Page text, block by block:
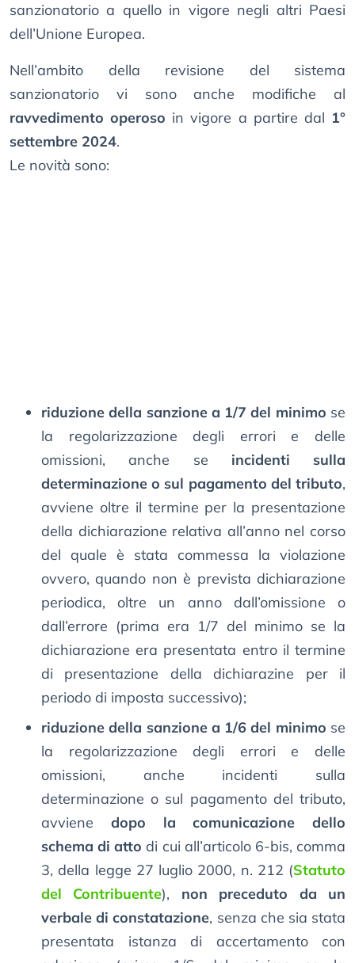
sanzionatorio a quello in vigore negli altri Paesi
dell’Unione Europea.
Nell’ambito della revisione del sistema
sanzionatorio vi sono anche modifiche al
ravvedimento operoso in vigore a partire dal 1°
settembre 2024.
Le novità sono:
riduzione della sanzione a 1/7 del minimo se
la regolarizzazione degli errori e delle
omissioni, anche se incidenti sulla
determinazione o sul pagamento del tributo,
avviene oltre il termine per la presentazione
della dichiarazione relativa all’anno nel corso
del quale è stata commessa la violazione
ovvero, quando non è prevista dichiarazione
periodica, oltre un anno dall’omissione o
dall’errore (prima era 1/7 del minimo se la
dichiarazione era presentata entro il termine
di presentazione della dichiarazine per il
periodo di imposta successivo);
riduzione della sanzione a 1/6 del minimo se
la regolarizzazione degli errori e delle
omissioni, anche incidenti sulla
determinazione o sul pagamento del tributo,
avviene dopo la comunicazione dello
schema di atto di cui all’articolo 6-bis, comma
3, della legge 27 luglio 2000, n. 212 (Statuto
del Contribuente), non preceduto da un
verbale di constatazione, senza che sia stata
presentata istanza di accertamento con